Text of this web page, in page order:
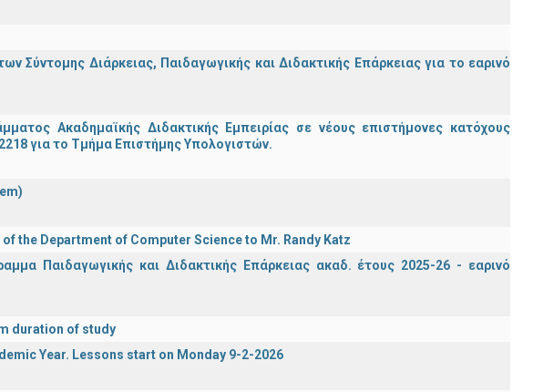
Διάρκειας, Παιδαγωγικής και Διδακτικής Επάρκειας για το εαρινό
Ακαδημαϊκής Διδακτικής Εμπειρίας σε νέους επιστήμονες κατόχους
για το Τμήμα Επιστήμης Υπολογιστών.
the Department of Computer Science to Mr. Randy Katz
Παιδαγωγικής και Διδακτικής Επάρκειας ακαδ. έτους 2025-26 - εαρινό
duration of study
Year. Lessons start on Monday 9-2-2026